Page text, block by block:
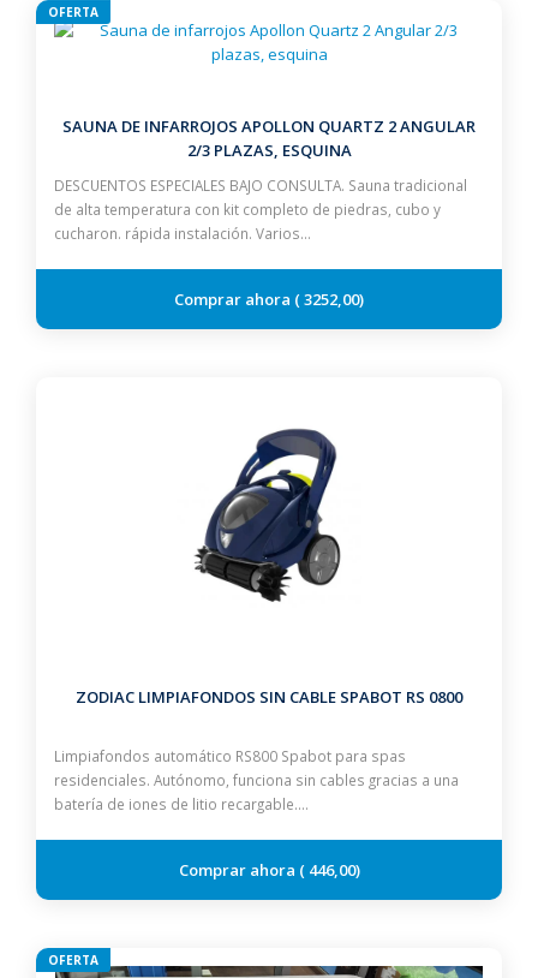
OFERTA
SAUNA DE INFARROJOS APOLLON QUARTZ 2 ANGULAR
2/3 PLAZAS, ESQUINA
DESCUENTOS ESPECIALES BAJO CONSULTA. Sauna tradicional
de alta temperatura con kit completo de piedras, cubo y
cucharon. rápida instalación. Varios…
3252,00
ZODIAC LIMPIAFONDOS SIN CABLE SPABOT RS 0800
Limpiafondos automático RS800 Spabot para spas
residenciales. Autónomo, funciona sin cables gracias a una
batería de iones de litio recargable.…
446,00
OFERTA